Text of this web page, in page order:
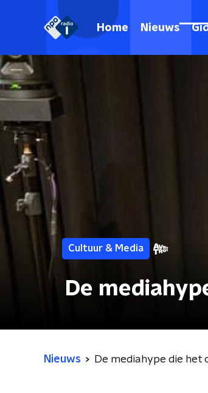
Home Nieuws
Cultuur & Media
De
Nieuws De mediahype die het